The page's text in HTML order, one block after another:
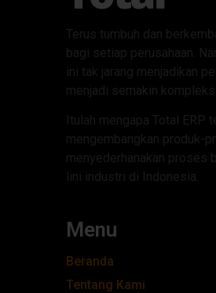
Terus tumbuh dan
bagi setiap perusahaan.
ini tak jarang menjadikan
menjadi semakin kompleks.
Itulah mengapa Total ERP
mengembangkan produk-
menyederhanakan proses
lini industri di Indonesia.
Menu
Beranda
Tentang Kami